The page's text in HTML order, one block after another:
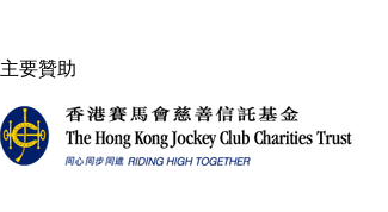
主要贊助